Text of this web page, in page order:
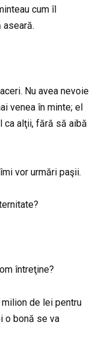
cum îl
aseară.
Nu avea nevoie
venea în minte; el
ca alţii, fără să aibă
vor urmări paşii.
întreţine?
de lei pentru
o bonă se va